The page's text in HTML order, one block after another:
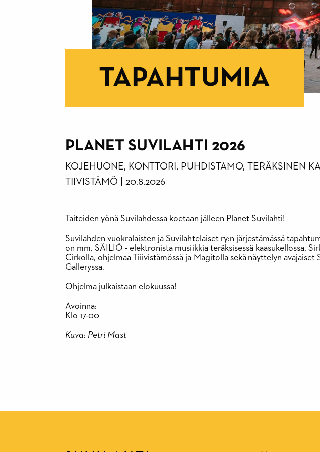
TAPAHTUMIA
PLANET SUVILAHTI 2026
KOJEHUONE, KONTTORI, PUHDISTAMO, TERÄKSINEN
TIIVISTÄMÖ
20.8.2026
Taiteiden yönä Suvilahdessa koetaan jälleen Planet Suvilahti!
Suvilahden vuokralaisten ja Suvilahtelaiset ry:n järjestämässä
on mm. SÄILIÖ - elektronista musiikkia teräksisessä kaasukellossa,
Cirkolla, ohjelmaa Tiiivistämössä ja Magitolla sekä näyttelyn avajaiset
Galleryssa.
Ohjelma julkaistaan elokuussa!
Avoinna:
Klo 17-00
Kuva: Petri Mast